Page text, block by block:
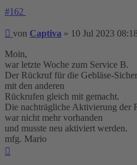
#162
Beitrag
von Captiva » 10 Jul 2023
Moin,
war letzte Woche zum Service B.
Der Rückruf für die Gebläse-
mit den anderen
Rückrufen gleich mit gemacht.
Die nachträgliche Aktivierung der
war nicht mehr vorhanden
und musste neu aktiviert werden.
mfg. Mario